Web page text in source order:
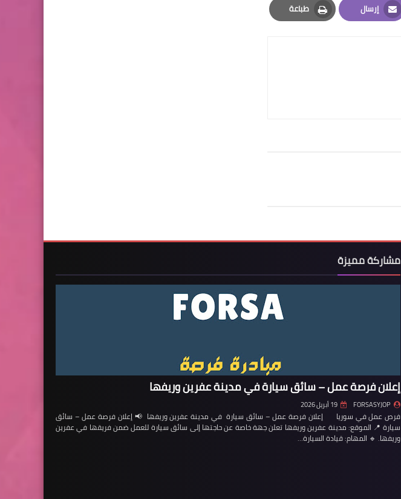
إرسال
Email
طباعة
Print
مشاركة مميزة
إعلان فرصة عمل – سائق سيارة في مدينة عفرين وريفها
FORSASYJOP 19 أبريل 2026
فرص عمل في سوريا إعلان فرصة عمل – سائق سيارة في مدينة عفرين وريفها 📢 إعلان فرصة عمل – سائق
سيارة 📍 الموقع: مدينة عفرين وريفها تعلن جهة خاصة عن حاجتها إلى سائق سيارة للعمل ضمن فريقها في عفرين
وريفها. 🔹 المهام: قيادة السيارة…